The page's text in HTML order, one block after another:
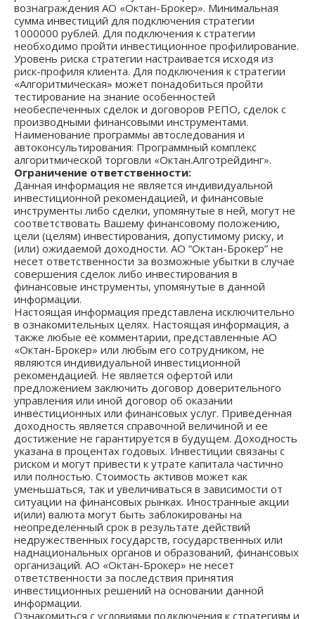
вознаграждения АО «Октан-Брокер». Минимальная
сумма инвестиций для подключения стратегии
1000000 рублей. Для подключения к стратегии
необходимо пройти инвестиционное профилирование.
Уровень риска стратегии настраивается исходя из
риск-профиля клиента. Для подключения к стратегии
«Алгоритмическая» может понадобиться пройти
тестирование на знание особенностей
необеспеченных сделок и договоров РЕПО, сделок с
производными финансовыми инструментами.
Наименование программы автоследования и
автоконсультирования: Программный комплекс
алгоритмической торговли «Октан.Алготрейдинг».
Ограничение ответственности:
Данная информация не является индивидуальной
инвестиционной рекомендацией, и финансовые
инструменты либо сделки, упомянутые в ней, могут не
соответствовать Вашему финансовому положению,
цели (целям) инвестирования, допустимому риску, и
(или) ожидаемой доходности. АО “Октан-Брокер” не
несет ответственности за возможные убытки в случае
совершения сделок либо инвестирования в
финансовые инструменты, упомянутые в данной
информации.
Настоящая информация представлена исключительно
в ознакомительных целях. Настоящая информация, а
также любые её комментарии, представленные АО
«Октан-Брокер» или любым его сотрудником, не
являются индивидуальной инвестиционной
рекомендацией. Не является офертой или
предложением заключить договор доверительного
управления или иной договор об оказании
инвестиционных или финансовых услуг. Приведенная
доходность является справочной величиной и ее
достижение не гарантируется в будущем. Доходность
указана в процентах годовых. Инвестиции связаны с
риском и могут привести к утрате капитала частично
или полностью. Стоимость активов может как
уменьшаться, так и увеличиваться в зависимости от
ситуации на финансовых рынках. Иностранные акции
и(или) валюта могут быть заблокированы на
неопределенный срок в результате действий
недружественных государств, государственных или
наднациональных органов и образований, финансовых
организаций. АО «Октан-Брокер» не несет
ответственности за последствия принятия
инвестиционных решений на основании данной
информации.
Ознакомиться с условиями подключения к стратегиям и